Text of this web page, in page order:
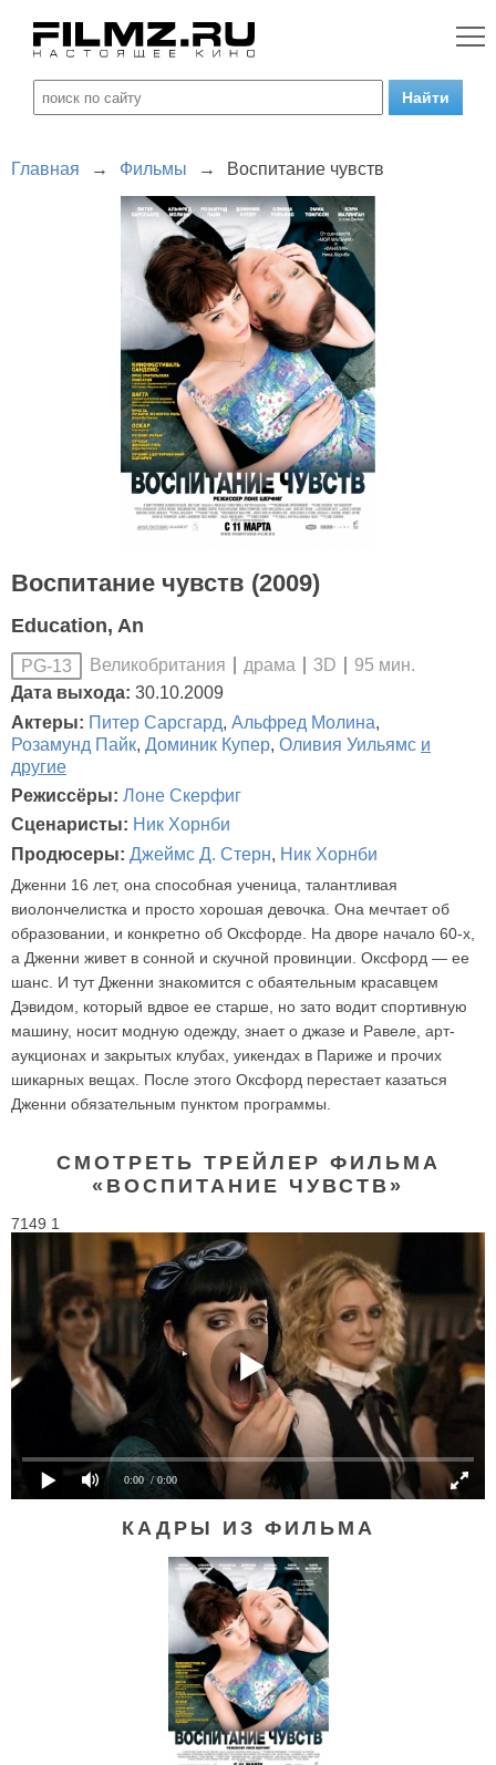
Главная → Фильмы → Воспитание чувств
Воспитание чувств (2009)
Education, An
PG-13 Великобритания драма 3D
95 мин.
Дата выхода: 30.10.2009
Актеры: Питер Сарсгард, Альфред Молина,
Розамунд Пайк, Доминик Купер, Оливия Уильямс и
другие
Режиссёры: Лоне Скерфиг
Сценаристы: Ник Хорнби
Продюсеры: Джеймс Д. Стерн, Ник Хорнби
Дженни 16 лет, она способная ученица, талантливая
виолончелистка и просто хорошая девочка. Она мечтает об
образовании, и конкретно об Оксфорде. На дворе начало 60-х,
а Дженни живет в сонной и скучной провинции. Оксфорд — ее
шанс. И тут Дженни знакомится с обаятельным красавцем
Дэвидом, который вдвое ее старше, но зато водит спортивную
машину, носит модную одежду, знает о джазе и Равеле, арт-
аукционах и закрытых клубах, уикендах в Париже и прочих
шикарных вещах. После этого Оксфорд перестает казаться
Дженни обязательным пунктом программы.
СМОТРЕТЬ ТРЕЙЛЕР ФИЛЬМА
«ВОСПИТАНИЕ ЧУВСТВ»
7149 1
0:00 / 0:00
КАДРЫ ИЗ ФИЛЬМА